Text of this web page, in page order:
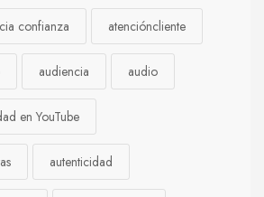
confianza atencióncliente
audiencia audio
en YouTube
autenticidad